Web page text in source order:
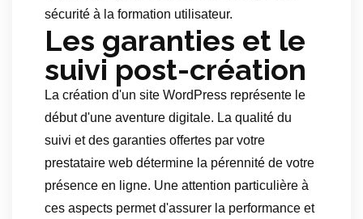
sécurité à la formation utilisateur.
Les garanties et le
suivi post-création
La création d'un site WordPress représente le
début d'une aventure digitale. La qualité du
suivi et des garanties offertes par votre
prestataire web détermine la pérennité de votre
présence en ligne. Une attention particulière à
ces aspects permet d'assurer la performance et